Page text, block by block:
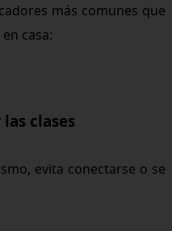
más comunes que
casa:
clases
evita conectarse o se